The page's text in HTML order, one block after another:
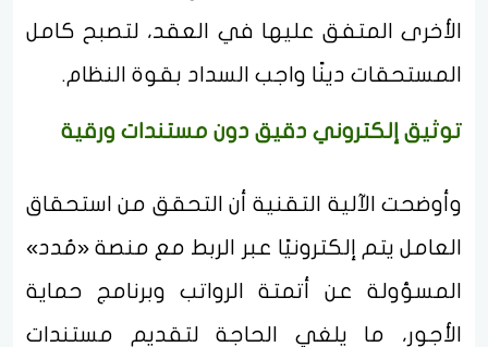
الأخرى المتفق عليها في العقد، لتصبح كامل
المستحقات دينًا واجب السداد بقوة النظام.
توثيق إلكتروني دقيق دون مستندات ورقية
وأوضحت الآلية التقنية أن التحقق من استحقاق
العامل يتم إلكترونيًا عبر الربط مع منصة «مُدد»
المسؤولة عن أتمتة الرواتب وبرنامج حماية
الأجور، ما يلغي الحاجة لتقديم مستندات